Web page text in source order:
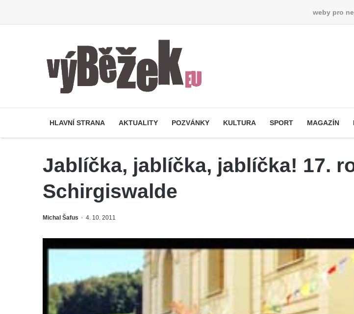
weby pro
HLAVNÍ STRANA AKTUALITY POZVÁNKY KULTURA SPORT MAGAZÍN
Jablíčka, jablíčka, jablíčka! 17.
Schirgiswalde
Michal Šafus 4. 10. 2011